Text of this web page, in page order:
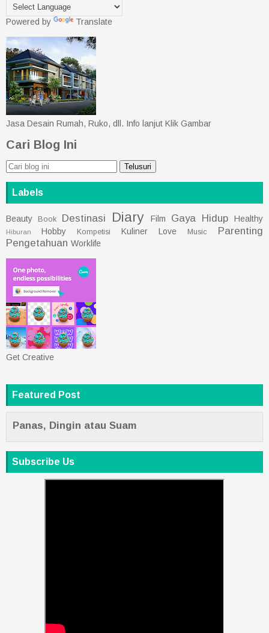
Powered by Translate
Jasa Desain Rumah, Ruko, dll. Info lanjut Klik Gambar
Cari Blog Ini
Labels
Beauty Book Destinasi Diary Film Gaya Hidup Healthy
Hiburan Hobby Kompetisi Kuliner Love Music
Parenting
Pengetahuan Worklife
Get Creative
Featured Post
Panas, Dingin atau Suam
Subscribe Us